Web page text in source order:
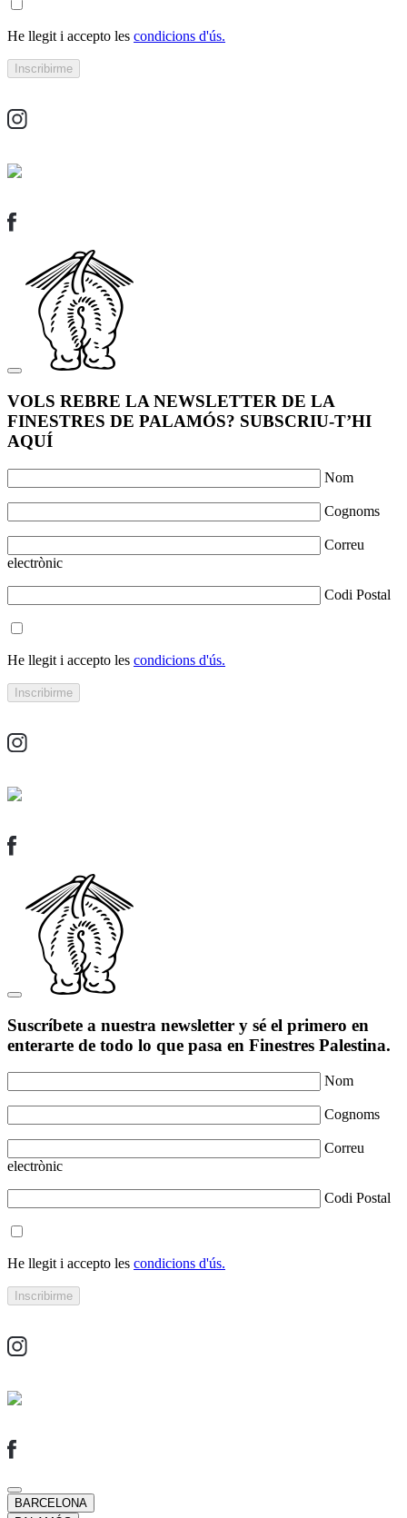
He llegit i accepto les condicions d'ús.
VOLS REBRE LA NEWSLETTER DE LA
FINESTRES DE PALAMÓS? SUBSCRIU-T’HI
AQUÍ
Nom
Cognoms
Correu
electrònic
Codi Postal
He llegit i accepto les condicions d'ús.
Suscríbete a nuestra newsletter y sé el primero en
enterarte de todo lo que pasa en Finestres Palestina.
Nom
Cognoms
Correu
electrònic
Codi Postal
He llegit i accepto les condicions d'ús.
BARCELONA